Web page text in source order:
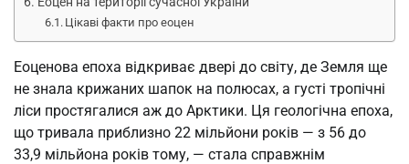
Цікаві факти про еоцен
Еоценова епоха відкриває двері до світу, де Земля ще
не знала крижаних шапок на полюсах, а густі тропічні
ліси простягалися аж до Арктики. Ця геологічна епоха,
що тривала приблизно 22 мільйони років — з 56 до
33,9 мільйона років тому, — стала справжнім